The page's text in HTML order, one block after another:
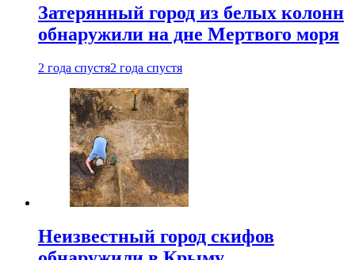
Затерянный город из белых колонн
обнаружили на дне Мертвого моря
2 года спустя2 года спустя
Неизвестный город скифов